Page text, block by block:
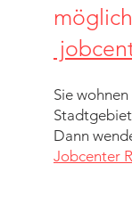
Sie
Dann
Jobcenter